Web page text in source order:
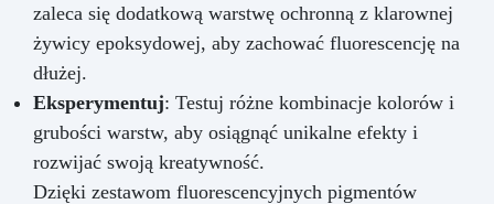
zaleca się dodatkową warstwę ochronną z klarownej
żywicy epoksydowej, aby zachować fluorescencję na
dłużej.
Eksperymentuj: Testuj różne kombinacje kolorów i
grubości warstw, aby osiągnąć unikalne efekty i
rozwijać swoją kreatywność.
Dzięki zestawom fluorescencyjnych pigmentów